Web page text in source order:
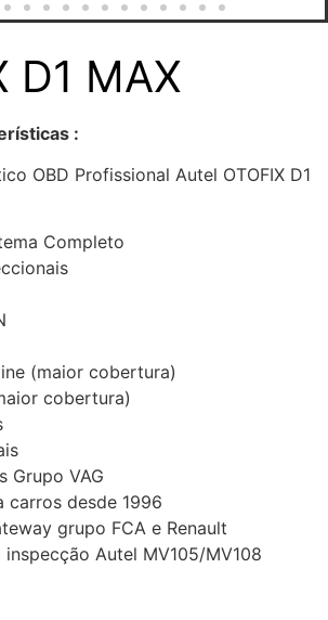
D1 MAX
:
OBD Profissional Autel OTOFIX D1
Completo
(maior cobertura)
cobertura)
Grupo VAG
carros desde 1996
grupo FCA e Renault
Autel MV105/MV108